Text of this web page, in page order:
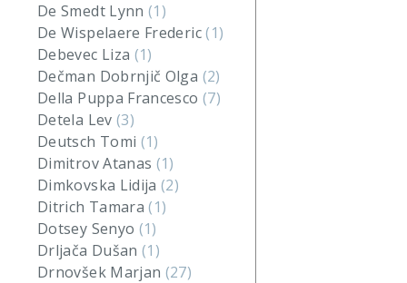
De Smedt Lynn(1)
De Wispelaere Frederic(1)
Debevec Liza (1)
Dečman Dobrnjič Olga (2)
Della Puppa Francesco (7)
Detela Lev (3)
Deutsch Tomi (1)
Dimitrov Atanas (1)
Dimkovska Lidija(2)
Ditrich Tamara(1)
Dotsey Senyo (1)
Drljača Dušan(1)
Drnovšek Marjan (27)